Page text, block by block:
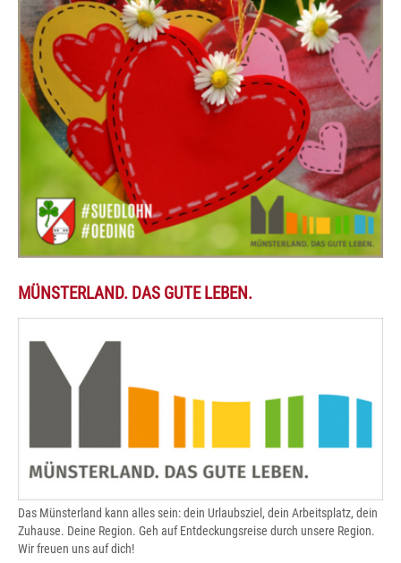
MÜNSTERLAND. DAS GUTE LEBEN.
Das Münsterland kann alles sein: dein Urlaubsziel, dein Arbeitsplatz, dein
Zuhause. Deine Region. Geh auf Entdeckungsreise durch unsere Region.
Wir freuen uns auf dich!